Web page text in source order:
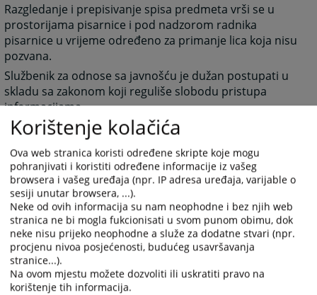
Razgledanje i prepisivanje spisa predmeta vrši se u
prostorijama pisarnice i pod nadzorom radnika
pisarnice u vrijeme određeno za primanje lica koja nisu
pozvana.
Službenik za odnose sa javnošću je dužan postupati u
skladu sa zakonom koji reguliše slobodu pristupa
informacijama.
1424PREGLEDA
Korištenje kolačića
Ova web stranica koristi određene skripte koje mogu
pohranjivati i koristiti određene informacije iz vašeg
browsera i vašeg uređaja (npr. IP adresa uređaja, varijable o
sesiji unutar browsera, ...).
Neke od ovih informacija su nam neophodne i bez njih web
stranica ne bi mogla fukcionisati u svom punom obimu, dok
neke nisu prijeko neophodne a služe za dodatne stvari (npr.
procjenu nivoa posjećenosti, budućeg usavršavanja
stranice...).
Na ovom mjestu možete dozvoliti ili uskratiti pravo na
korištenje tih informacija.